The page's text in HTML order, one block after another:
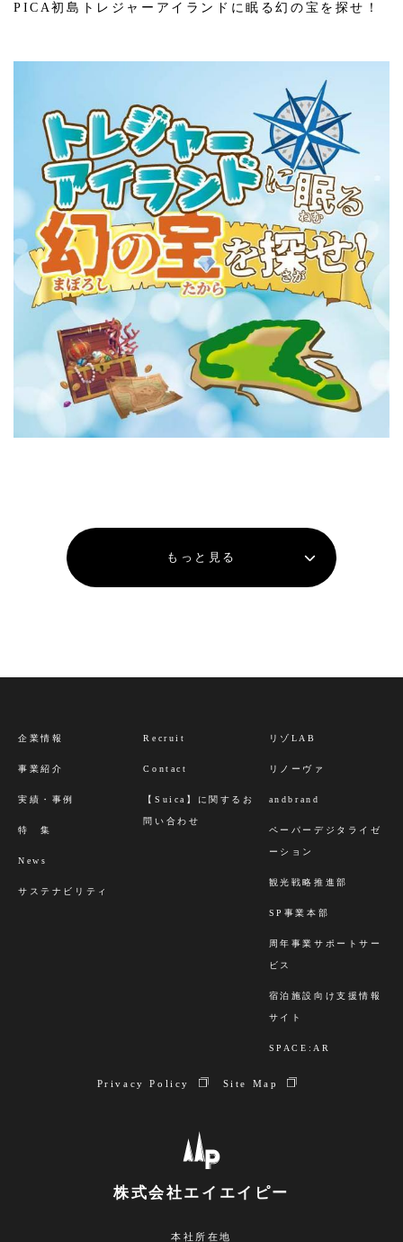
PICA初島トレジャーアイランドに眠る幻の宝を探せ！
もっと見る
株式会社エイエイピー
本社所在地
企業情報
事業紹介
実績・事例
特 集
News
サステナビリティ
Recruit
Contact
【Suica】に関するお
問い合わせ
リゾLAB
リノーヴァ
andbrand
ペーパーデジタライゼ
ーション
観光戦略推進部
SP事業本部
周年事業サポートサー
ビス
宿泊施設向け支援情報
サイト
SPACE:AR
Privacy Policy Site Map